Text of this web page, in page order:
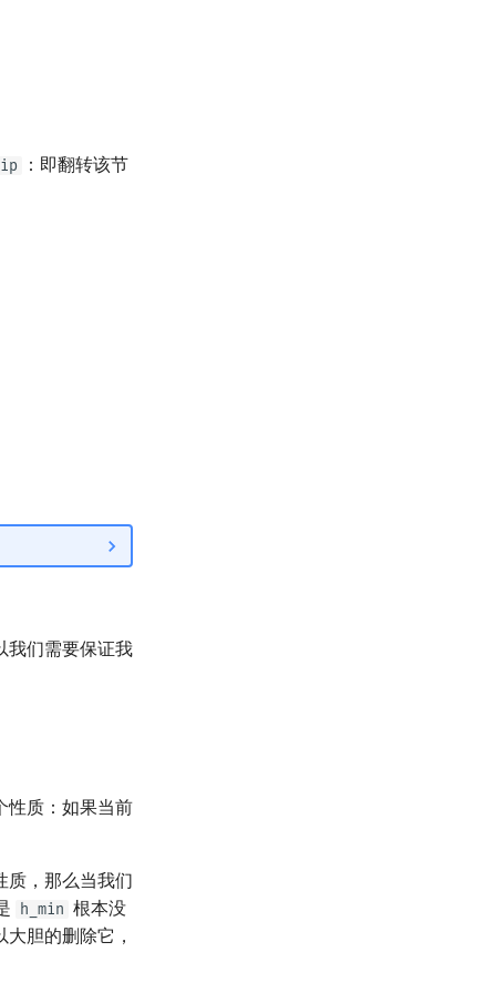
：即翻转该节
我们需要保证我
性质：如果当前
质，那么当我们
h_min 根本没
胆的删除它，